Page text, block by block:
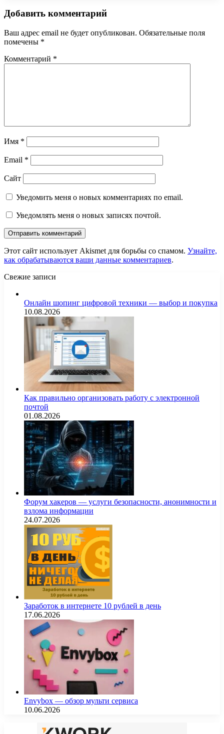
Добавить комментарий
Ваш адрес email не будет опубликован. Обязательные поля
помечены *
Комментарий *
Имя *
Email *
Сайт
Уведомить меня о новых комментариях по email.
Уведомлять меня о новых записях почтой.
Этот сайт использует Akismet для борьбы со спамом. Узнайте,
как обрабатываются ваши данные комментариев.
Свежие записи
Онлайн шопинг цифровой техники — выбор и покупка
10.08.2026
Как правильно организовать работу с электронной
почтой
01.08.2026
Форум хакеров — услуги безопасности, анонимности и
взлома информации
24.07.2026
Заработок в интернете 10 рублей в день
17.06.2026
Envybox — обзор мульти сервиса
10.06.2026